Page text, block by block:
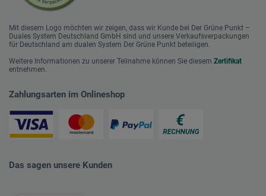
Mit diesem Logo möchten wir zeigen, dass wir Kunde bei Der Grüne Punkt –
Duales System Deutschland GmbH sind und unsere Verkaufsverpackungen
für Deutschland am dualen System Der Grüne Punkt beteiligen.
Weitere Informationen zu unserer Teilnahme können Sie diesem Zertifikat
entnehmen.
Zahlungsarten im Onlineshop
Das sagen unsere Kunden